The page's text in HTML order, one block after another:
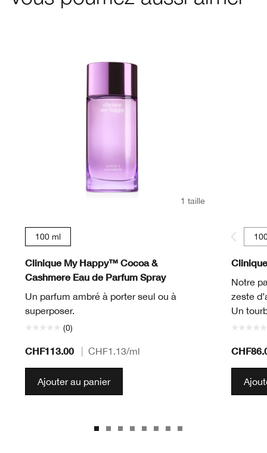
1 taille
100 ml
Clinique My Happy™ Cocoa &
Cashmere Eau de Parfum Spray
Un parfum ambré à porter seul ou à
superposer.
(0)
CHF113.00 CHF1.13/ml
Ajouter au panier
Notre
zeste
Un